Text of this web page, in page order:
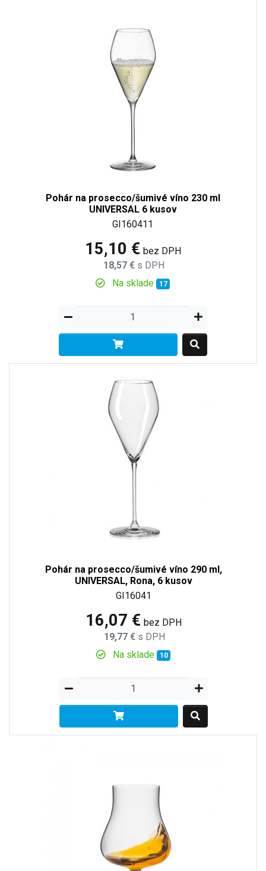
Pohár na prosecco/šumivé víno 230 ml
UNIVERSAL 6 kusov
GI160411
15,10 € bez DPH
18,57 € s DPH
Na sklade
17
Pohár na prosecco/šumivé víno 290 ml,
UNIVERSAL, Rona, 6 kusov
GI16041
16,07 € bez DPH
19,77 € s DPH
Na sklade
10